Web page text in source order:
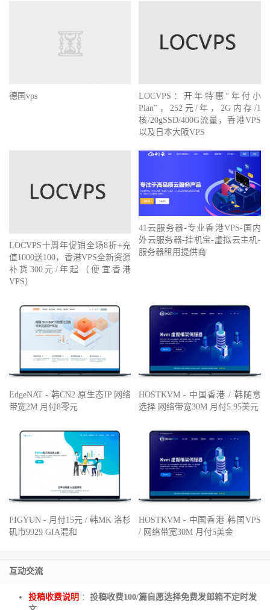
德国vps
LOCVPS：开年特惠“年付小
Plan”，252元/年，2G内存/1
核/20gSSD/400G流量，香港VPS
以及日本大阪VPS
LOCVPS十周年促销全场8折+充
值1000送100，香港VPS全新资源
补货300元/年起（便宜香港
VPS）
41云服务器-专业香港VPS-国内
外云服务器-挂机宝-虚拟云主机-
服务器租用提供商
EdgeNAT - 韩CN2 原生态IP 网络
带宽2M 月付8零元
HOSTKVM - 中国香港 / 韩随意
选择 网络带宽30M 月付5.95美元
PIGYUN - 月付15元 / 韩MK 洛杉
矶市9929 GIA混和
HOSTKVM - 中国香港 韩国VPS
/ 网络带宽30M 月付5美金
互动交流
投稿收费说明 ： 投稿收费100/篇自愿选择免费发邮箱不定时发